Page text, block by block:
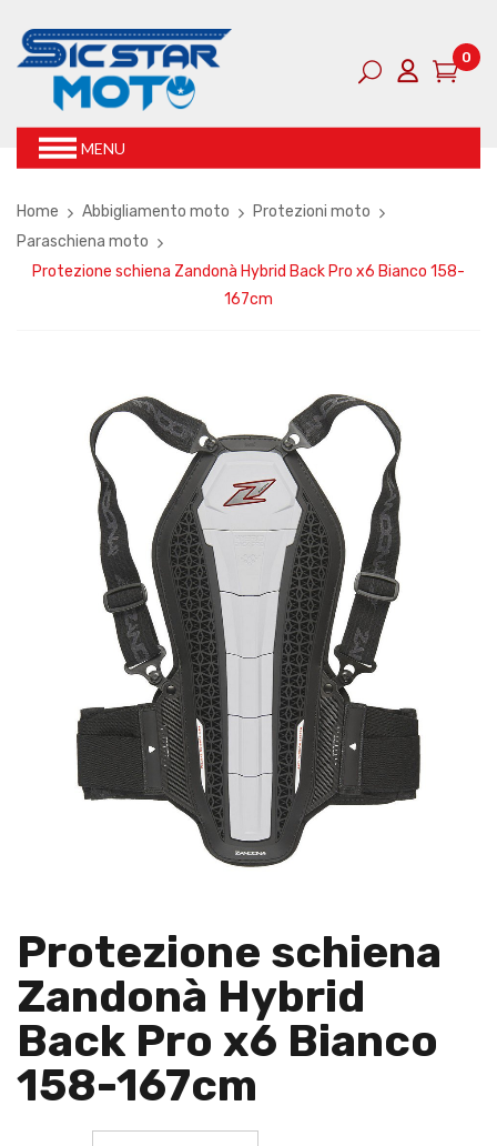
0
MENU
Home Abbigliamento moto
Protezioni moto
Paraschiena moto
Protezione schiena Zandonà Hybrid Back Pro x6 Bianco 158-
167cm
Protezione schiena
Zandonà Hybrid
Back Pro x6 Bianco
158-167cm